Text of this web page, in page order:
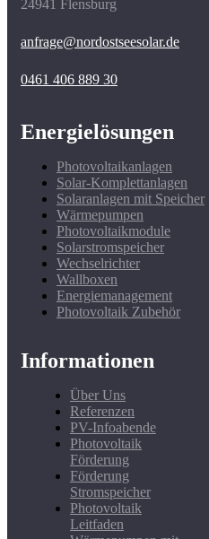
24941 Flensburg
anfrage@nordostseesolar.de
0461 406 889 30
Energielösungen
Photovoltaikanlagen
Solar-Komplettanlagen
Solaranlagen mit Speicher
Wärmepumpen
Photovoltaikmodule
Solarstromspeicher
Wechselrichter
Wallboxen
Energiemanagement
Photovoltaik Zubehör
Informationen
Über Uns
Referenzen
PV-Infoabende
Photovoltaik
Förderung
Förderung
Stromspeicher
Photovoltaik
Leitfaden